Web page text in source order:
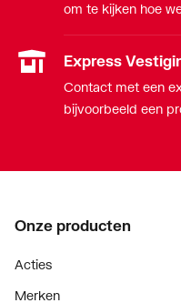
om te kijken hoe
Express
Contact met een
bijvoorbeeld een
Onze producten
Acties
Merken